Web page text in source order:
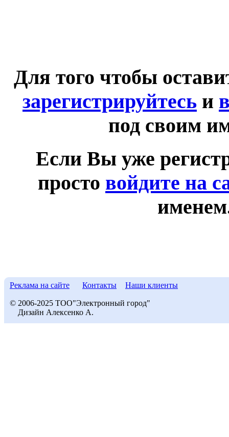
Для того чтобы
зарегистрируйтесь и
под своим
Если Вы уже
просто войдите на
Реклама на сайте Контакты Наши клиенты
© 2006-2025 ТОО"Электронный город"
Дизайн Алексенко А.